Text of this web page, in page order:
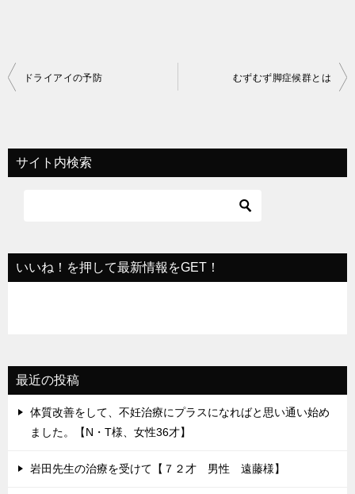
投
ビ
ゲ
ョ
ン
ドライアイの予防 むずむず脚症候群とは
サイト内検索
いいね！を押して最新情報をGET！
最近の投稿
体質改善をして、不妊治療にプラスになればと思い通い始め
ました。【N・T様、女性36才】
岩田先生の治療を受けて【７２才 男性 遠藤様】